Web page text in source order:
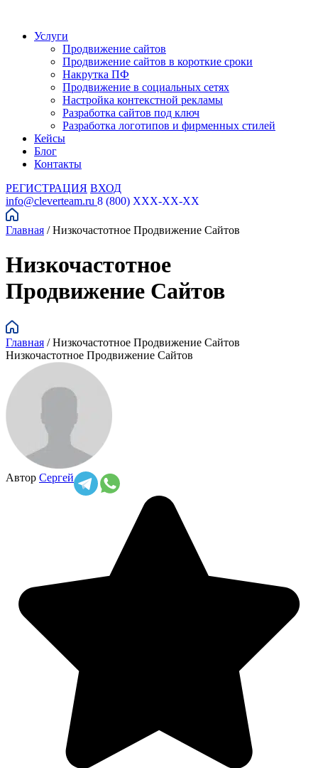
Услуги
Продвижение сайтов
Продвижение сайтов в короткие сроки
Накрутка ПФ
Продвижение в социальных сетях
Настройка контекстной рекламы
Разработка сайтов под ключ
Разработка логотипов и фирменных стилей
Кейсы
Блог
Контакты
РЕГИСТРАЦИЯ ВХОД
info@cleverteam.ru 8 (800) XXX-XX-XX
Главная / Низкочастотное Продвижение Сайтов
Низкочастотное
Продвижение Сайтов
Главная / Низкочастотное Продвижение Сайтов
Низкочастотное Продвижение Сайтов
Автор Сергей